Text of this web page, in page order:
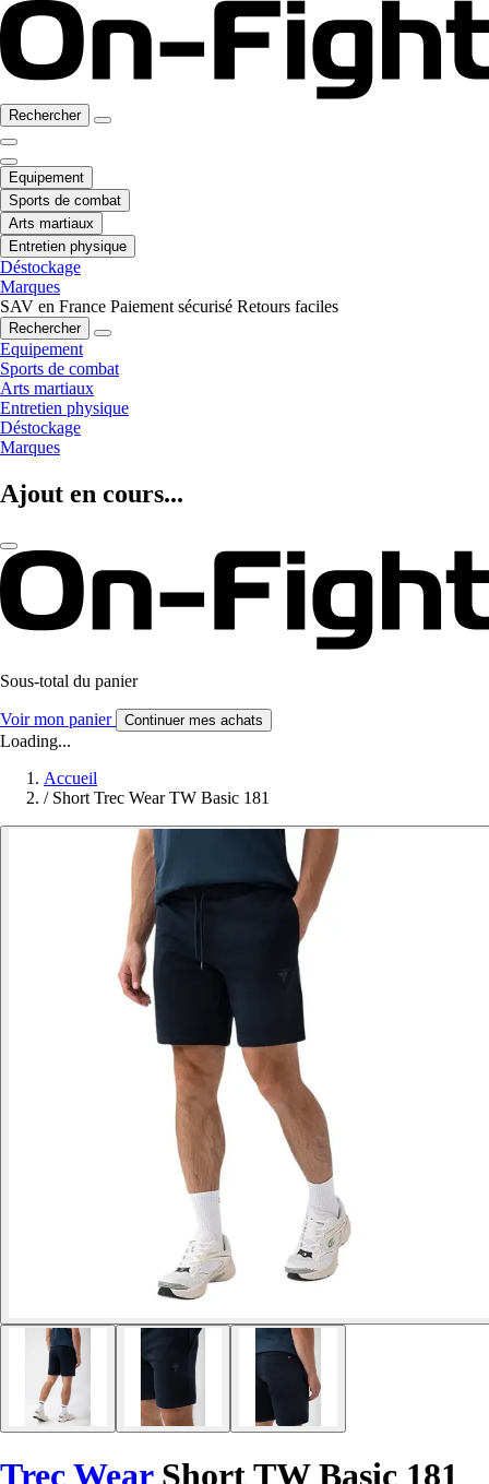
Rechercher
Equipement
Sports de combat
Arts martiaux
Entretien physique
Déstockage
Marques
SAV en France Paiement sécurisé Retours faciles
Rechercher
Equipement
Sports de combat
Arts martiaux
Entretien physique
Déstockage
Marques
Ajout en cours...
Sous-total du panier
Voir mon panier Continuer mes achats
Loading...
Accueil
/ Short Trec Wear TW Basic 181
Trec Wear Short TW Basic 181